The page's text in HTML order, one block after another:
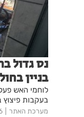
נס גדול
בניין
לוחמי האש
בעקבות פיצוץ
מערכת האתר